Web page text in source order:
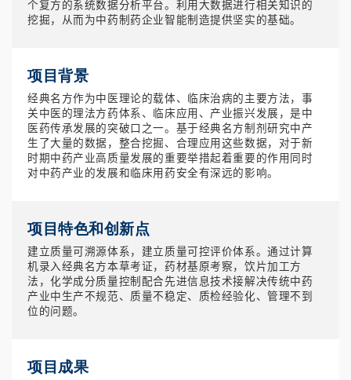
个复方的系统数据分析平台。利用大数据进行相关知识的
挖掘，从而为中药制药企业智能制造提供坚实的基础。
项目背景
经典名方作为中医理论的载体、临床治病的主要方法，事
关中医的理法方药体系、临床应用、产业振兴发展，是中
医药传承发展的突破口之一。基于经典名方制剂研究中产
生了大量的数据，整合挖掘、合理应用这些数据，对于新
时期中药产业高质量发展的重要举措起着重要的作用同时
对中药产业的发展和临床用药安全有深远的影响。
项目特色和创新点
建立质量可溯源体系，建立质量可控评价体系。通过计算
机录入经典名方本草考证，药材基原考察，饮片加工方
法，化学成分质量控制配合先进信息技术接解决传统中药
产业中生产不规范、质量不稳定、质检经验化、管理不到
位的问题。
项目成果